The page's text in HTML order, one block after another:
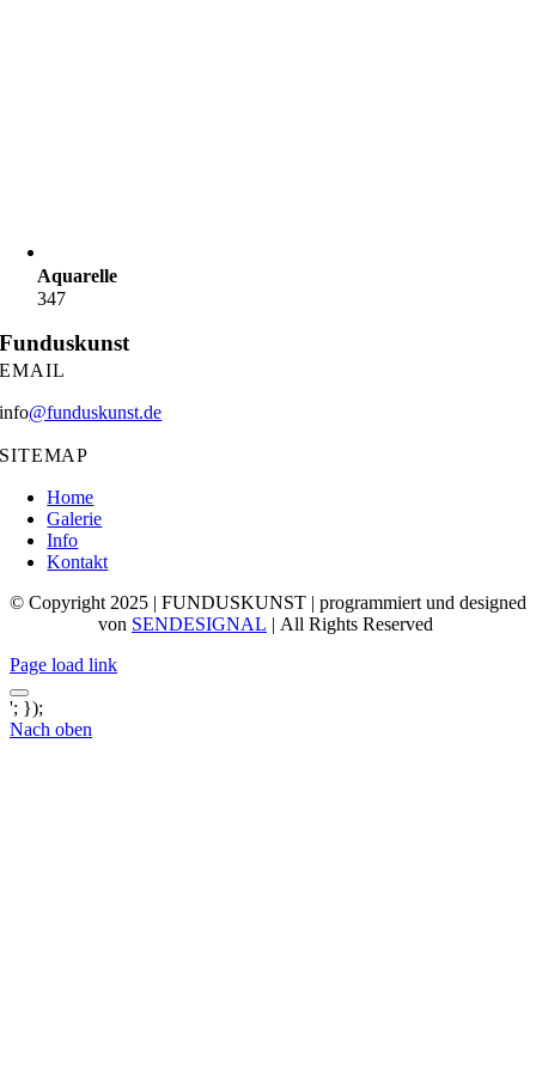
Aquarelle
347
Funduskunst
EMAIL
info@funduskunst.de
SITEMAP
Home
Galerie
Info
Kontakt
© Copyright 2025 | FUNDUSKUNST | programmiert und designed
von SENDESIGNAL | All Rights Reserved
Page load link
'; });
Nach oben